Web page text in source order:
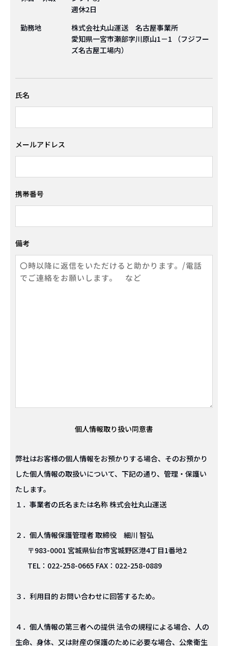
週休2日
勤務地
株式会社丸山運送 名古屋事業所
愛知県一宮市瀬部字川原山1－1 （フジフー
ズ名古屋工場内）
氏名
メールアドレス
携帯番号
備考
個人情報取り扱い同意書
弊社はお客様の個人情報をお預かりする場合、そのお預かり
した個人情報の取扱いについて、下記の通り、管理・保護い
たします。
１．事業者の氏名または名称 株式会社丸山運送
２．個人情報保護管理者 取締役 細川 智弘
〒983-0001 宮城県仙台市宮城野区港4丁目1番地2
TEL：022-258-0665 FAX：022-258-0889
３．利用目的 お問い合わせに回答するため。
４．個人情報の第三者への提供 法令の規程による場合、人の
生命、身体、又は財産の保護のために必要な場合、公衆衛生